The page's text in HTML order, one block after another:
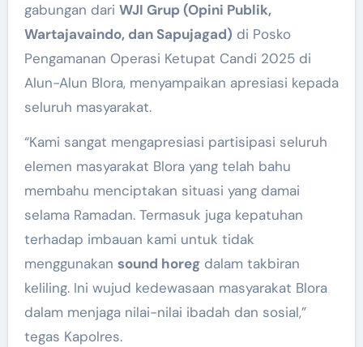
gabungan dari WJI Grup (Opini Publik,
Wartajavaindo, dan Sapujagad) di Posko
Pengamanan Operasi Ketupat Candi 2025 di
Alun-Alun Blora, menyampaikan apresiasi kepada
seluruh masyarakat.
“Kami sangat mengapresiasi partisipasi seluruh
elemen masyarakat Blora yang telah bahu
membahu menciptakan situasi yang damai
selama Ramadan. Termasuk juga kepatuhan
terhadap imbauan kami untuk tidak
menggunakan sound horegdalam takbiran
keliling. Ini wujud kedewasaan masyarakat Blora
dalam menjaga nilai-nilai ibadah dan sosial,”
tegas Kapolres.